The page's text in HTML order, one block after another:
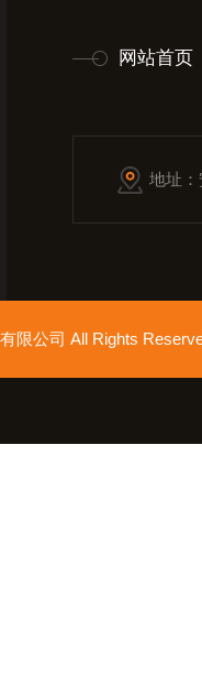
网站首页
地址
限公司 All Rights